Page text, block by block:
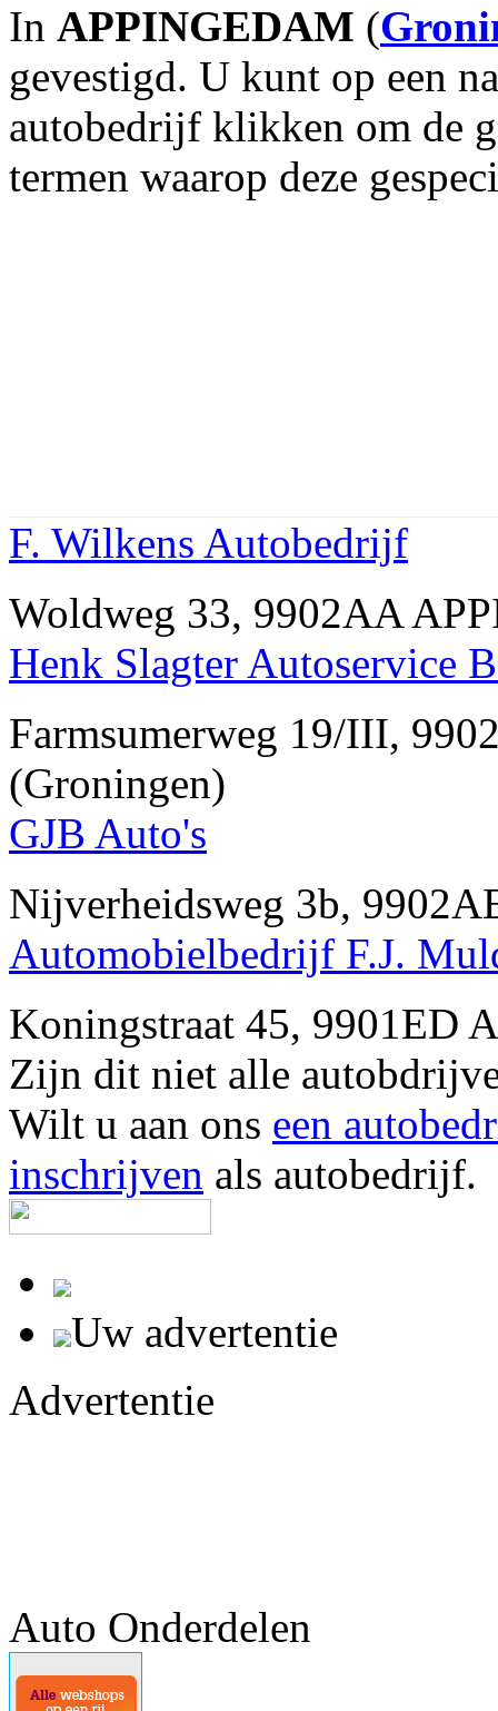
In APPINGEDAM (
gevestigd. U kunt op een
autobedrijf klikken om de
termen waarop deze
F. Wilkens Autobedrijf
Woldweg 33, 9902AA
Henk Slagter Autoservice
Farmsumerweg 19/III,
(Groningen)
GJB Auto's
Nijverheidsweg 3b,
Automobielbedrijf F.J.
Koningstraat 45, 9901ED
Zijn dit niet alle
Wilt u aan ons een
inschrijven als autobedrijf.
Uw advertentie
Advertentie
Auto Onderdelen